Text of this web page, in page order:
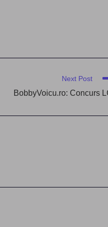
Next Post
BobbyVoicu.ro: Concurs